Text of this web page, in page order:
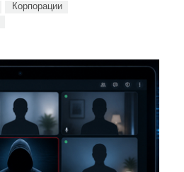
Корпорации